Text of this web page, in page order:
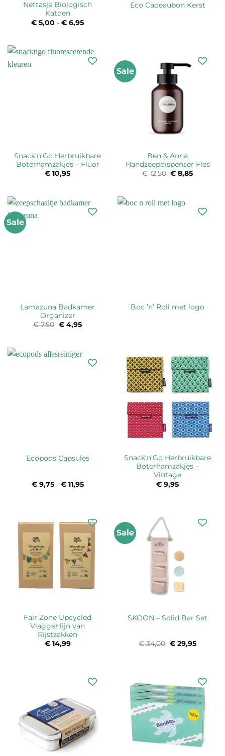
Nettasje Biologisch
Katoen
€ 5,00 - € 6,95
Eco Cadeaubon Kerst
Snack’n’Go Herbruikbare
Boterhamzakjes – Fluor
€ 10,95
Sale
Ben & Anna
Handzeepdispenser Fles
€12,50
prijs
€ 8,85
Sale
Lamazuna Badkamer
Organizer
€7,50 Oorspronkelijke
prijs
€4,95Huidige
Boc ’n’ Roll met logo
Ecopods Capsules
€9,75 - €11,95Prijsklasse:
Snack’n’Go Herbruikbare
Boterhamzakjes –
Vintage
€ 9,95
Fair Zone Upcycled
Vlaggenlijn van
Rijstzakken
€14,99
Sale
SKOON – Solid Bar Set
€34,00 Oorspronkelijke
€29,95Huidige